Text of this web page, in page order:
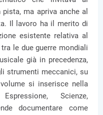
ma apriva anche al
Il lavoro ha il merito di
esistente relativa al
le due guerre mondiali
già in precedenza,
strumenti meccanici, su
si inserisce nella
Scienze,
documentare come